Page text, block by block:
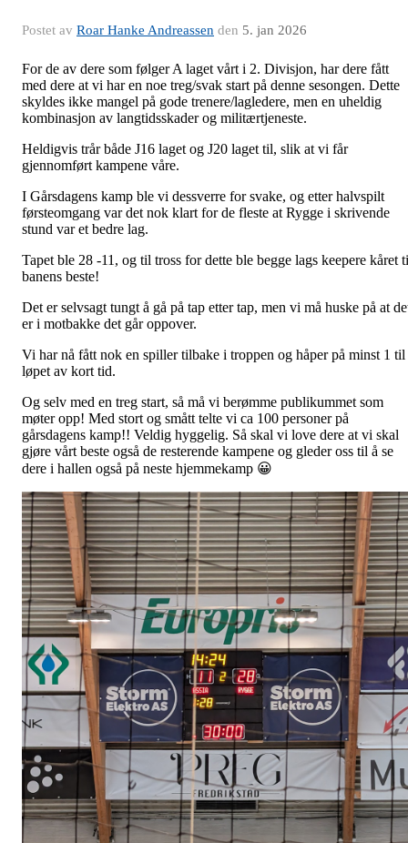
Postet av Roar Hanke Andreassen den 5. jan 2026
For de av dere som følger A laget vårt i 2. Divisjon, har dere fått
med dere at vi har en noe treg/svak start på denne sesongen. Dette
skyldes ikke mangel på gode trenere/lagledere, men en uheldig
kombinasjon av langtidsskader og militærtjeneste.
Heldigvis trår både J16 laget og J20 laget til, slik at vi får
gjennomført kampene våre.
I Gårsdagens kamp ble vi dessverre for svake, og etter halvspilt
førsteomgang var det nok klart for de fleste at Rygge i skrivende
stund var et bedre lag.
Tapet ble 28 -11, og til tross for dette ble begge lags keepere kåret
banens beste!
Det er selvsagt tungt å gå på tap etter tap, men vi må huske på at
er i motbakke det går oppover.
Vi har nå fått nok en spiller tilbake i troppen og håper på minst 1
løpet av kort tid.
Og selv med en treg start, så må vi berømme publikummet som
møter opp! Med stort og smått telte vi ca 100 personer på
gårsdagens kamp!! Veldig hyggelig. Så skal vi love dere at vi skal
gjøre vårt beste også de resterende kampene og gleder oss til å se
dere i hallen også på neste hjemmekamp 😀